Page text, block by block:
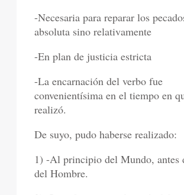
-Necesaria para reparar los
absoluta sino relativamente
-En plan de justicia estricta
-La encarnación del verbo fue
convenientísima en el tiempo en
realizó.
De suyo, pudo haberse realizado:
1) -Al principio del Mundo, antes
del Hombre.